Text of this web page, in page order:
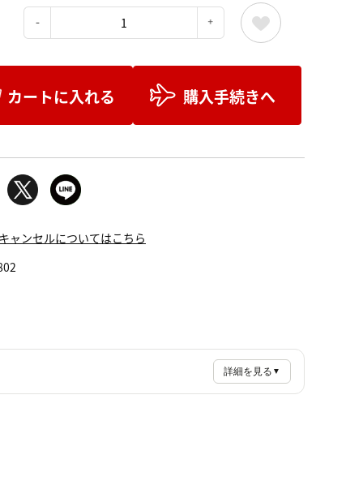
カートに入れる 購入手続きへ
ャンセルについてはこちら
詳細を見る ▼